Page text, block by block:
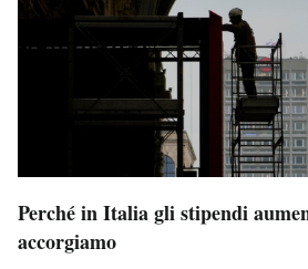
Hai bisogno di aiuto?
Perché in Italia gli stipendi
accorgiamo